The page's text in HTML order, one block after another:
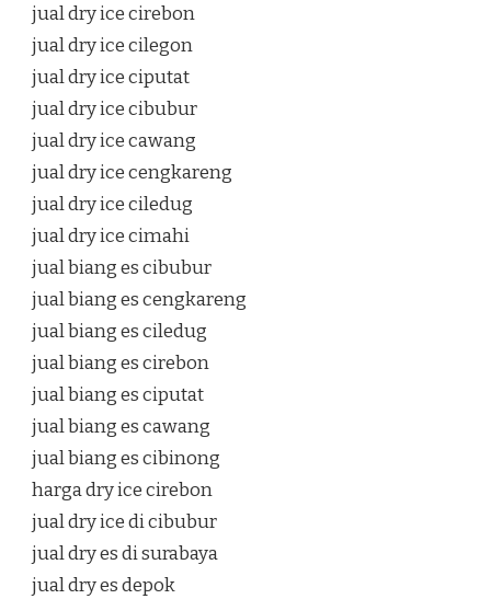
jual dry ice cirebon
jual dry ice cilegon
jual dry ice ciputat
jual dry ice cibubur
jual dry ice cawang
jual dry ice cengkareng
jual dry ice ciledug
jual dry ice cimahi
jual biang es cibubur
jual biang es cengkareng
jual biang es ciledug
jual biang es cirebon
jual biang es ciputat
jual biang es cawang
jual biang es cibinong
harga dry ice cirebon
jual dry ice di cibubur
jual dry es di surabaya
jual dry es depok